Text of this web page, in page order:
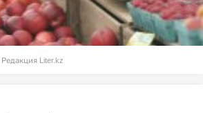
Редакция Liter.kz